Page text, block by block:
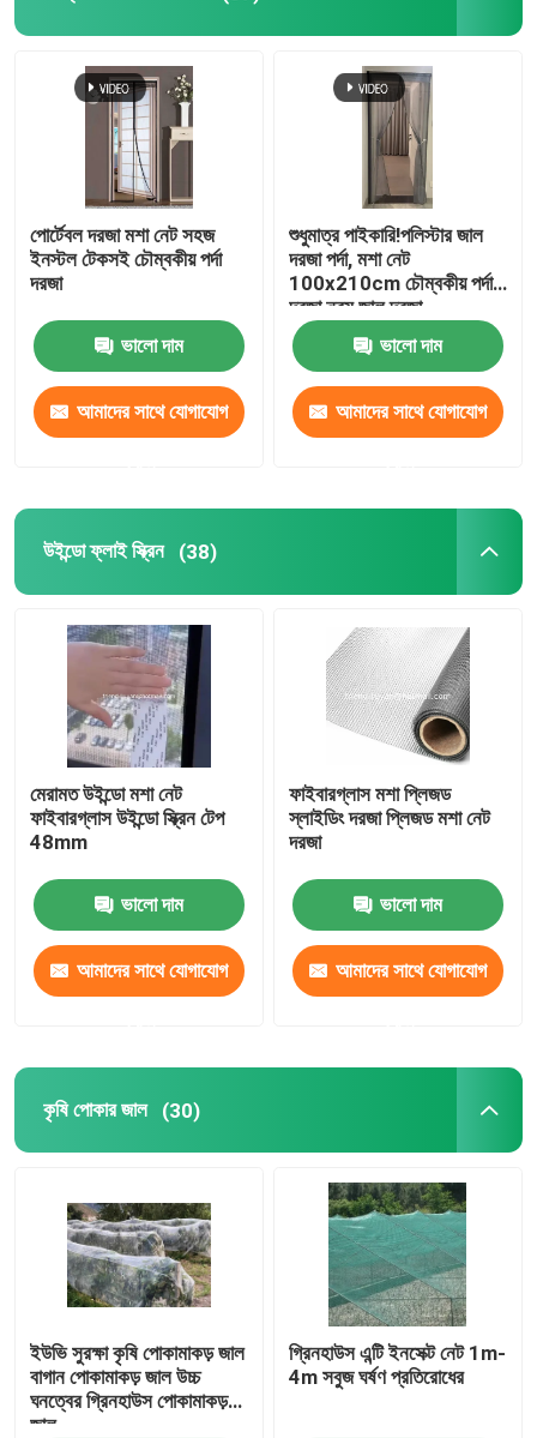
কৃষি পোকার জাল
পিই টারপুলিন
বোনা জাল ব্যাগ
প্লাস্টিক জাল জাল
অ্যালকালি প্রতিরোধী ফাইবারগ্লাস জাল
নাইলন তারের টাই
ভেলক্রো হুক এন্ড লুপ
পলিপ্রোপিলিন মাটির আবরণ
পোর্টেবল দরজা মশা নেট সহজ
ইনস্টল টেকসই চৌম্বকীয় পর্দা
দরজা
ভালো দাম
আমাদের সাথে যোগাযোগ
শুধুমাত্র পাইকারি!পলিস্টার জাল
দরজা পর্দা, মশা নেট
100x210cm চৌম্বকীয় পর্দা
দরজা নরম জাল দরজা
ভালো দাম
আমাদের সাথে যোগাযোগ
উইন্ডো ফ্লাই স্ক্রিন (38)
মেরামত উইন্ডো মশা নেট
ফাইবারগ্লাস উইন্ডো স্ক্রিন টেপ
48mm
ভালো দাম
আমাদের সাথে যোগাযোগ
ফাইবারগ্লাস মশা প্লিজড
স্লাইডিং দরজা প্লিজড মশা নেট
দরজা
ভালো দাম
আমাদের সাথে যোগাযোগ
কৃষি পোকার জাল (30)
ইউভি সুরক্ষা কৃষি পোকামাকড় জাল
বাগান পোকামাকড় জাল উচ্চ
ঘনত্বের গ্রিনহাউস পোকামাকড়
জাল
গ্রিনহাউস এন্টি ইনসেক্ট নেট 1m-
4m সবুজ ঘর্ষণ প্রতিরোধের